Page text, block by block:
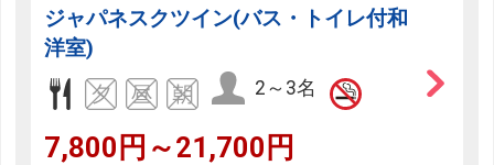
ジャパネスクツイン(バス・トイレ付和
洋室)
2～3名
7,800円～21,700円